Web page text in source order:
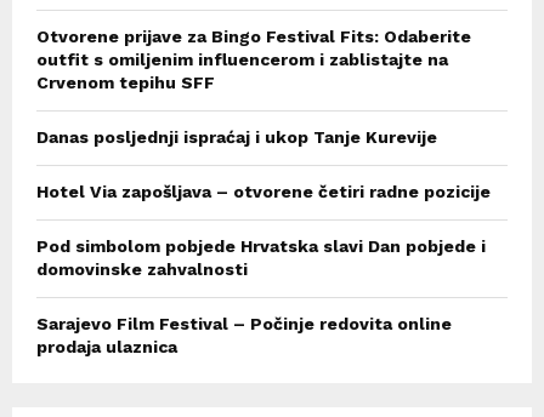
Otvorene prijave za Bingo Festival Fits: Odaberite
outfit s omiljenim influencerom i zablistajte na
Crvenom tepihu SFF
Danas posljednji ispraćaj i ukop Tanje Kurevije
Hotel Via zapošljava – otvorene četiri radne pozicije
Pod simbolom pobjede Hrvatska slavi Dan pobjede i
domovinske zahvalnosti
Sarajevo Film Festival – Počinje redovita online
prodaja ulaznica